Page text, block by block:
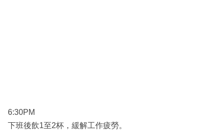
6:30PM
下班後飲1至2杯，緩解工作疲勞。